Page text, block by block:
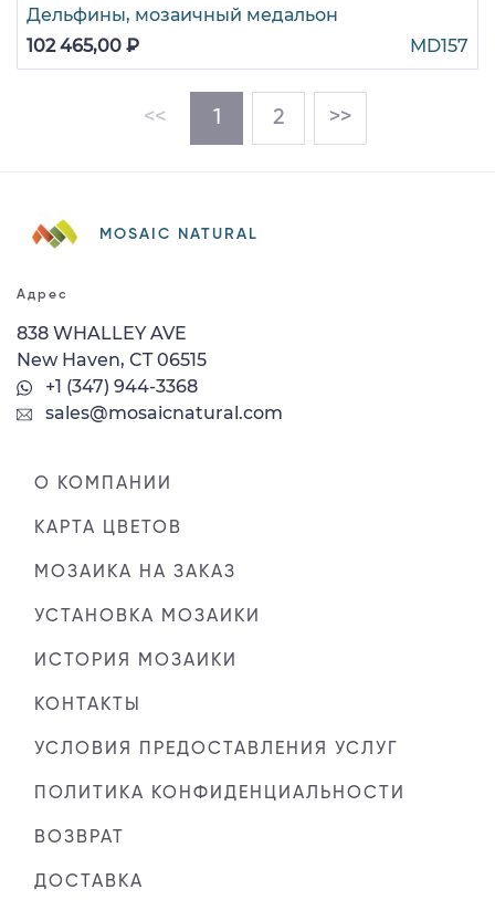
Дельфины, мозаичный медальон
102 465,00 ₽
MD157
<< 1 (current)
2 >>
MOSAIC NATURAL
Адрес
838 WHALLEY AVE
New Haven, CT 06515
+1 (347) 944-3368
sales@mosaicnatural.com
О КОМПАНИИ
КАРТА ЦВЕТОВ
МОЗАИКА НА ЗАКАЗ
УСТАНОВКА МОЗАИКИ
ИСТОРИЯ МОЗАИКИ
КОНТАКТЫ
УСЛОВИЯ ПРЕДОСТАВЛЕНИЯ УСЛУГ
ПОЛИТИКА КОНФИДЕНЦИАЛЬНОСТИ
ВОЗВРАТ
ДОСТАВКА